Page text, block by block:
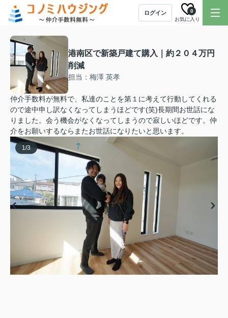
ログイン
お気に入り
0
港南区で新築戸建て購入｜約２０４万円
削減
担当：梅澤 英孝
仲介手数料が無料で、私達のことを第１に考えて行動してくれる
ので途中申し訳なくなってしまうほどです(笑)長期間お世話にな
りました。会う機会がなくなってしまうので寂しいほどです。仲
介をお願いするならまたお世話になりたいと思います。
1/3